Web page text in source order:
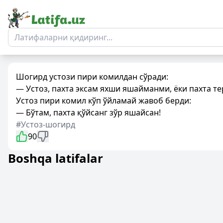
Шогирд устози пири комилдан сўради:
— Устоз, пахта эксам яхши яшайманми, ёки пахта
Устоз пири комил кўп ўйламай жавоб берди:
— Бўтам, пахта қўйсанг зўр яшайсан!
#Устоз-шогирд
90
Boshqa latifalar